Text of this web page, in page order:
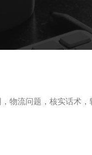
物流问题，核实话术